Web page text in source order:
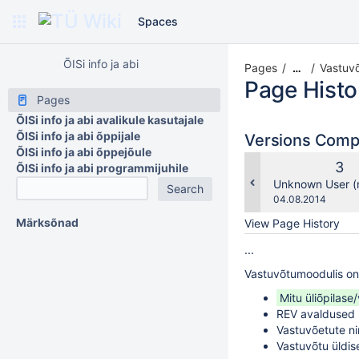
Spaces
ÕISi info ja abi
Pages
ÕISi info ja abi avalikule kasutajale
ÕISi info ja abi õppijale
ÕISi info ja abi õppejõule
ÕISi info ja abi programmijuhile
Märksõnad
Pages …
Page
Versions
Old
3
Unknown User
Saved
04.08.2014
View Page History
...
Vastuvõtumoodulis
Mitu
REV
Vastuvõetute
Vastuvõtu